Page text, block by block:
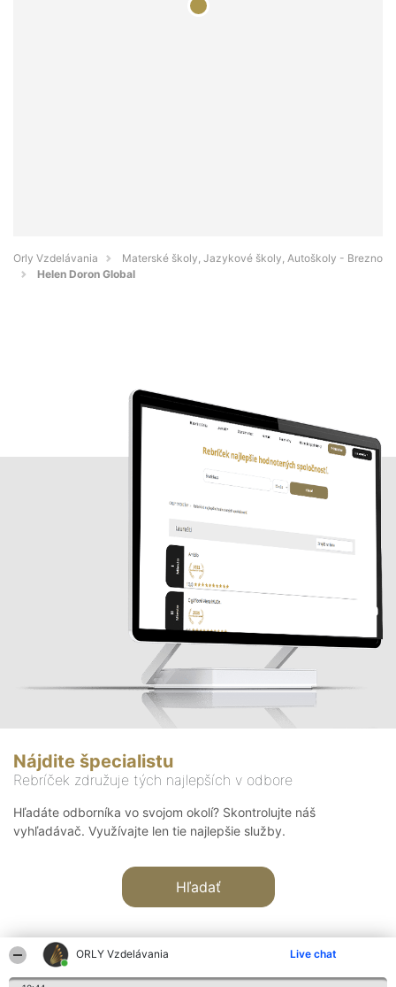
ORLY Vzdelávania Live chat
Orly Vzdelávania
Materské školy, Jazykové školy, Autoškoly - Brezno
Helen Doron Global
Nájdite špecialistu
Rebríček združuje tých najlepších v odbore
Hľadáte odborníka vo svojom okolí? Skontrolujte náš
vyhľadávač. Využívajte len tie najlepšie služby.
Hľadať